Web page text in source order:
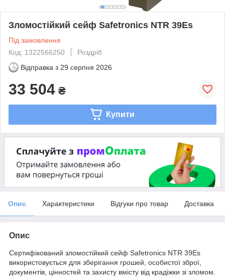
Зломостійкий сейф Safetronics NTR 39Es
Під замовлення
Код: 1322566250
Роздріб
Відправка з 29 серпня 2026
33 504 ₴
Купити
Опис Характеристики Відгуки про товар Доставка
Опис
Сертифікований зломостійкий сейф Safetronics NTR 39Es
використовується для зберігання грошей, особистої зброї,
документів, цінностей та захисту вмісту від крадіжки зі зломом.